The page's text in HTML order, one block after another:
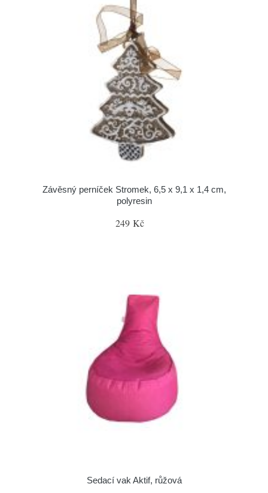
Závěsný perníček Stromek, 6,5 x 9,1 x 1,4 cm,
polyresin
249 Kč
Sedací vak Aktif, růžová